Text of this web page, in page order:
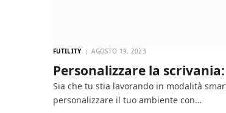
FUTILITY AGOSTO 19, 2023
Personalizzare la
Sia che tu stia lavorando in modalità
personalizzare il tuo ambiente con…